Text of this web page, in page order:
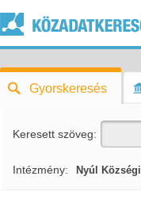
Gyorskeresés
Keresett szöveg:
Intézmény: Nyúl